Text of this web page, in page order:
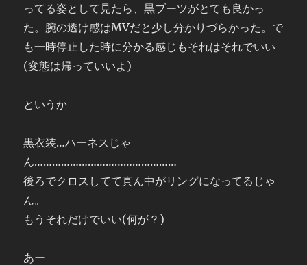
ってる姿として見たら、黒ブーツがとても良かっ
た。腕の透け感はMVだと少し分かりづらかった。で
も一時停止した時に分かる感じもそれはそれでいい
(変態は帰っていいよ)
というか
黒衣装…ハーネスじゃ
ん…………………………………………
後ろでクロスしてて真ん中がリングになってるじゃ
ん。
もうそれだけでいい(何が？)
あー